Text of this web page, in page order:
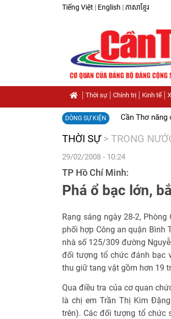
Tiếng Việt | English | ភាសាខ្មែរ
Thời sự Chính trị Kinh tế
DÒNG SỰ KIỆN Cần Thơ năng
THỜI SỰ > TRONG
29/02/2008 - 10:24
TP Hồ Chí Minh:
Phá ổ bạc lớn,
Rạng sáng ngày 28-2,
phối hợp Công an quận Bình
nhà số 125/309 đường
đối tượng tổ chức đánh bạc
thu giữ tang vật gồm hơn 19
Qua điều tra của cơ quan
là chị em Trần Thị Kim
trên). Các đối tượng tổ chức